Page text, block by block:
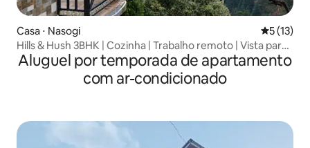
Casa ⋅ Nasogi 5 de uma
5 (13)
Hills & Hush 3BHK | Cozinha | Trabalho remoto | Vista para
a montanha
Aluguel por temporada de apartamento
com ar-condicionado